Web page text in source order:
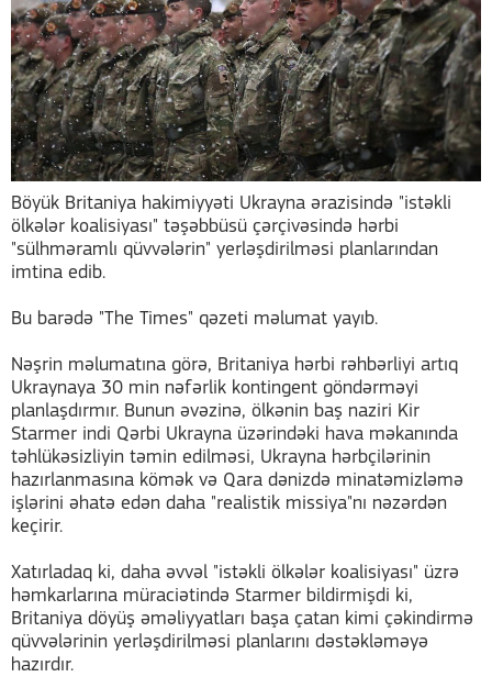
Böyük Britaniya hakimiyyəti Ukrayna ərazisində "istəkli
ölkələr koalisiyası" təşəbbüsü çərçivəsində hərbi
"sülhməramlı qüvvələrin" yerləşdirilməsi planlarından
imtina edib.
Bu barədə "The Times" qəzeti məlumat yayıb.
Nəşrin məlumatına görə, Britaniya hərbi rəhbərliyi artıq
Ukraynaya 30 min nəfərlik kontingent göndərməyi
planlaşdırmır. Bunun əvəzinə, ölkənin baş naziri Kir
Starmer indi Qərbi Ukrayna üzərindəki hava məkanında
təhlükəsizliyin təmin edilməsi, Ukrayna hərbçilərinin
hazırlanmasına kömək və Qara dənizdə minatəmizləmə
işlərini əhatə edən daha "realistik missiya"nı nəzərdən
keçirir.
Xatırladaq ki, daha əvvəl "istəkli ölkələr koalisiyası" üzrə
həmkarlarına müraciətində Starmer bildirmişdi ki,
Britaniya döyüş əməliyyatları başa çatan kimi çəkindirmə
qüvvələrinin yerləşdirilməsi planlarını dəstəkləməyə
hazırdır.